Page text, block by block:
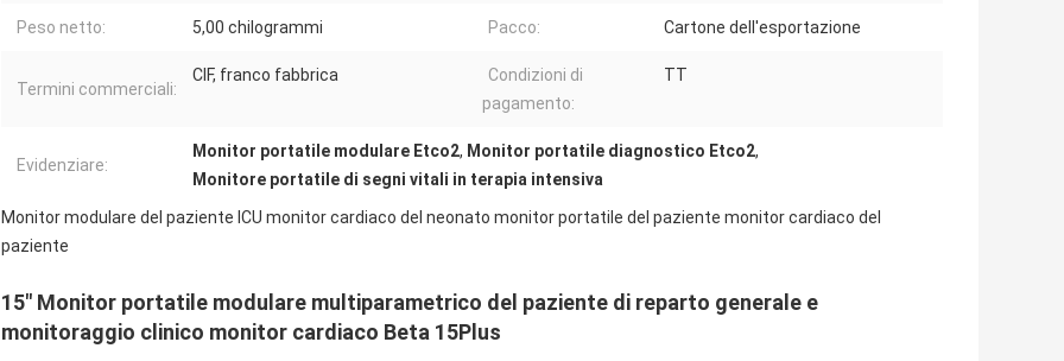
Peso netto: 5,00 chilogrammi Pacco: Cartone dell'esportazione
Termini commerciali:
CIF, franco fabbrica
Condizioni di
pagamento:
TT
Evidenziare:
Monitor portatile modulare Etco2, Monitor portatile diagnostico Etco2,
Monitore portatile di segni vitali in terapia intensiva
Monitor modulare del paziente ICU monitor cardiaco del neonato monitor portatile del paziente monitor cardiaco del
paziente
15" Monitor portatile modulare multiparametrico del paziente di reparto generale e
monitoraggio clinico monitor cardiaco Beta 15Plus